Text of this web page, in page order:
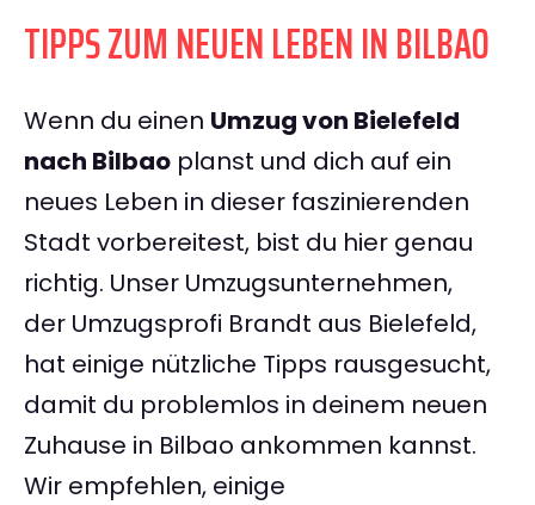
TIPPS ZUM NEUEN LEBEN IN BILBAO
Wenn du einen Umzug von Bielefeld
nach Bilbao planst und dich auf ein
neues Leben in dieser faszinierenden
Stadt vorbereitest, bist du hier genau
richtig. Unser Umzugsunternehmen,
der Umzugsprofi Brandt aus Bielefeld,
hat einige nützliche Tipps rausgesucht,
damit du problemlos in deinem neuen
Zuhause in Bilbao ankommen kannst.
Wir empfehlen, einige